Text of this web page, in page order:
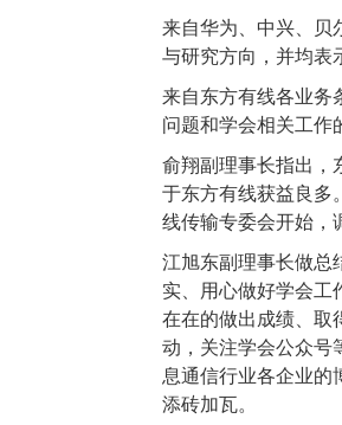
来自华为、中兴、贝
与研究方向，并均表
来自东方有线各业务
问题和学会相关工作
俞翔副理事长指出，
于东方有线获益良多
线传输专委会开始，
江旭东副理事长做总
实、用心做好学会工
在在的做出成绩、取
动，关注学会公众号
息通信行业各企业的
添砖加瓦。